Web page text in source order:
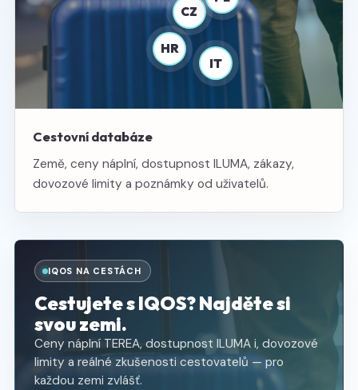
CZ
HR
IT
Cestovní databáze
Země, ceny náplní, dostupnost ILUMA, zákazy,
dovozové limity a poznámky od uživatelů.
IQOS NA CESTÁCH
Cestujete s IQOS? Najděte si
svou zemi.
Ceny náplní TEREA, dostupnost ILUMA i, dovozové
limity a reálné zkušenosti cestovatelů — pro
každou zemi zvlášť.